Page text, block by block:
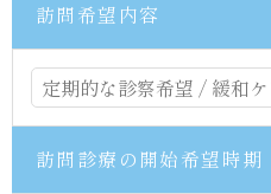
訪問希望内容
訪問診療の開始希望時期